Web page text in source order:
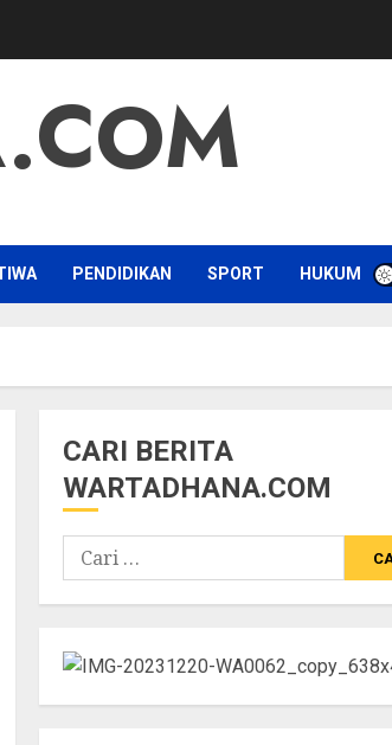
PENDIDIKAN SPORT HUKUM
CARI BERITA
WARTADHANA.COM
Cari
untuk: